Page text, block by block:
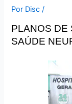
Por Disc/
PLANOS DE
SAÚDE